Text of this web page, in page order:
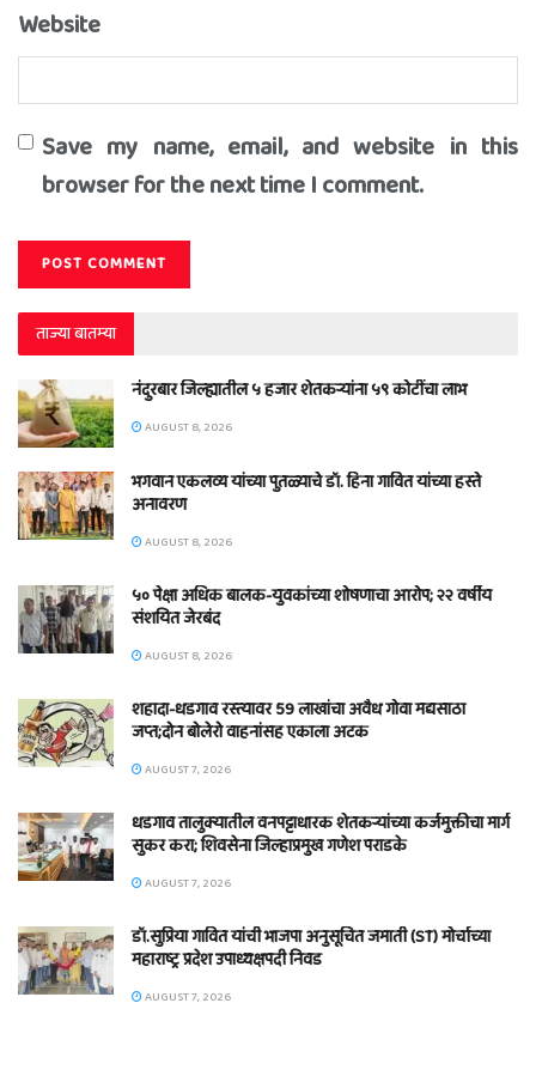
Website
Save my name, email, and website in this
browser for the next time I comment.
ताज्या बातम्या
नंदुरबार जिल्ह्यातील ५ हजार शेतकऱ्यांना ५९ कोटींचा लाभ
AUGUST 8, 2026
भगवान एकलव्य यांच्या पुतळ्याचे डॉ. हिना गावित यांच्या हस्ते
अनावरण
AUGUST 8, 2026
५० पेक्षा अधिक बालक-युवकांच्या शोषणाचा आरोप; २२ वर्षीय
संशयित जेरबंद
AUGUST 8, 2026
शहादा-धडगाव रस्त्यावर 59 लाखांचा अवैध गोवा मद्यसाठा
जप्त;दोन बोलेरो वाहनांसह एकाला अटक
AUGUST 7, 2026
धडगाव तालुक्यातील वनपट्टाधारक शेतकऱ्यांच्या कर्जमुक्तीचा मार्ग
सुकर करा; शिवसेना जिल्हाप्रमुख गणेश पराडके
AUGUST 7, 2026
डॉ.सुप्रिया गावित यांची भाजपा अनुसूचित जमाती (ST) मोर्चाच्या
महाराष्ट्र प्रदेश उपाध्यक्षपदी निवड
AUGUST 7, 2026